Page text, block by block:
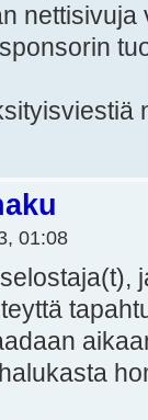
01:08